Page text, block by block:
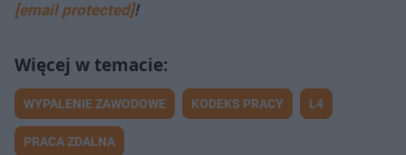
[email protected]!
WYPALENIE ZAWODOWE KODEKS PRACY L4
PRACA ZDALNA